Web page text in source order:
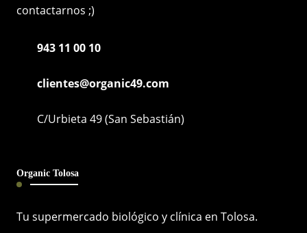
contactarnos ;)
943 11 00 10
clientes@organic49.com
C/Urbieta 49 (San Sebastián)
Organic Tolosa
Tu supermercado biológico y clínica en Tolosa.